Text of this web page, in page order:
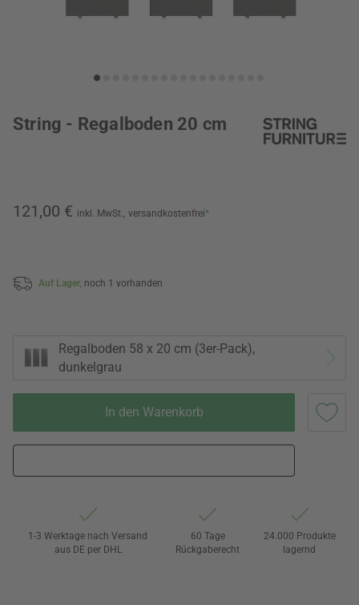
String - Regalboden 20 cm
121,00 € inkl. MwSt., versandkostenfrei*
Auf Lager, noch 1 vorhanden
Regalboden 58 x 20 cm (3er-Pack),
dunkelgrau
In den Warenkorb
1-3 Werktage nach Versand
aus DE per DHL
60 Tage
Rückgaberecht
24.000 Produkte
lagernd